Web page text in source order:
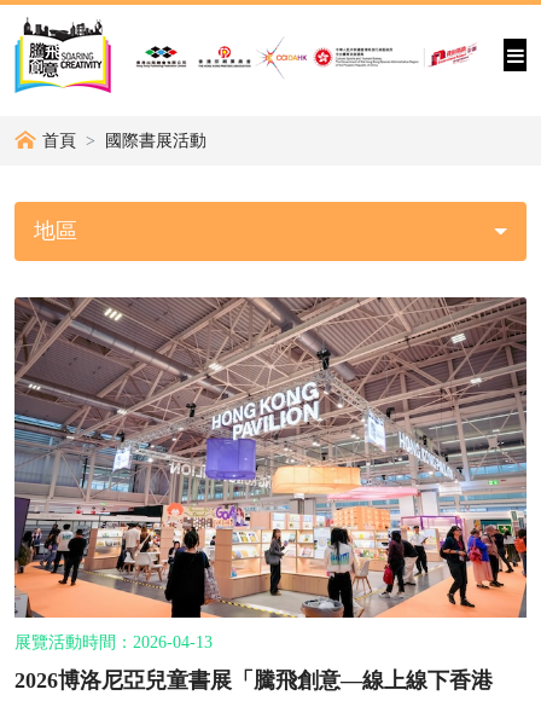
首頁 國際書展活動
地區
展覽活動時間：2026-04-13
2026博洛尼亞兒童書展「騰飛創意—線上線下香港